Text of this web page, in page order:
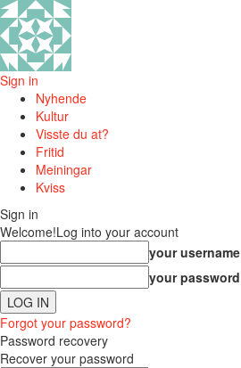
Sign in
Nyhende
Kultur
Visste du at?
Fritid
Meiningar
Kviss
Sign in
Welcome!Log into your account
your username
your password
Forgot your password?
Password recovery
Recover your password